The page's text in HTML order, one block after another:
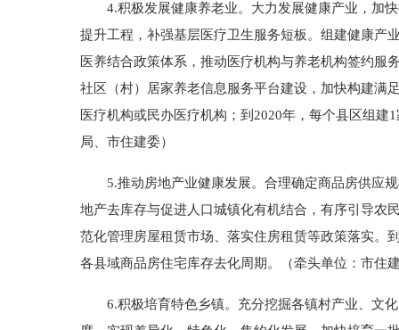
4.积极发展健康养老业。大力发展健康产业，加快
提升工程，补强基层医疗卫生服务短板。组建健康产
医养结合政策体系，推动医疗机构与养老机构签约服
社区（村）居家养老信息服务平台建设，加快构建满
医疗机构或民办医疗机构；到2020年，每个县区组
局、市住建委）
5.推动房地产业健康发展。合理确定商品房供应规
地产去库存与促进人口城镇化有机结合，有序引导农
范化管理房屋租赁市场、落实住房租赁等政策落实。
各县域商品房住宅库存去化周期。（牵头单位：市住
6.积极培育特色乡镇。充分挖掘各镇村产业、文化